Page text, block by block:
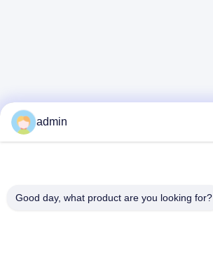
admin
Good day, what product are you looking for?